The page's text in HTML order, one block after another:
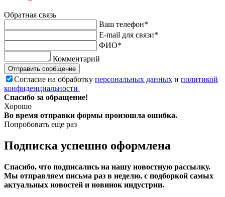
Обратная связь
Ваш телефон*
E-mail для связи*
ФИО*
Комментарий
Отправить сообщение
Согласие на обработку персональных данных и политикой
конфиденциальности
Спасибо за обращение!
Хорошо
Во время отправки формы произошла ошибка.
Попробовать еще раз
Подписка успешно оформлена
Спасибо, что подписались на нашу новостную рассылку.
Мы отправляем письма раз в неделю, с подборкой самых
актуальных новостей и новинок индустрии.